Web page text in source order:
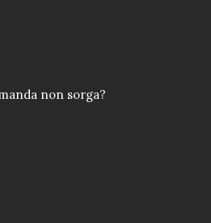
non sorga?